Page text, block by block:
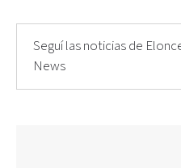
Seguí las noticias de
News